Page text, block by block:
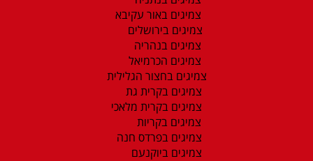
צמיגים באור עקיבא
צמיגים בירושלים
צמיגים בנהריה
צמיגים הכרמיאל
צמיגים בחצור הגלילית
צמיגים בקרית גת
צמיגים בקרית מלאכי
צמיגים בקריות
צמיגים בפרדס חנה
צמיגים ביוקנעם